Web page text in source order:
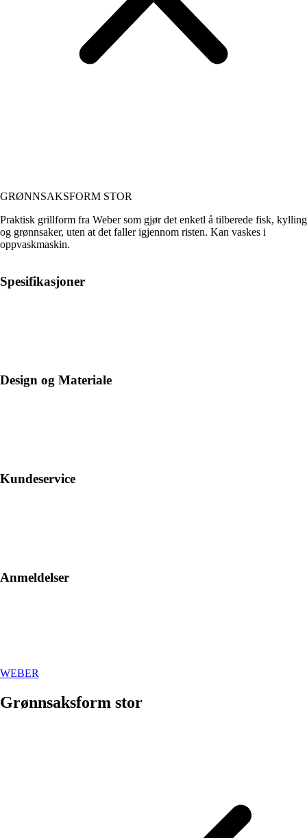
GRØNNSAKSFORM STOR
Praktisk grillform fra Weber som gjør det enketl å tilberede fisk, kylling
og grønnsaker, uten at det faller igjennom risten. Kan vaskes i
oppvaskmaskin.
Spesifikasjoner
Design og Materiale
Kundeservice
Anmeldelser
WEBER
Grønnsaksform stor